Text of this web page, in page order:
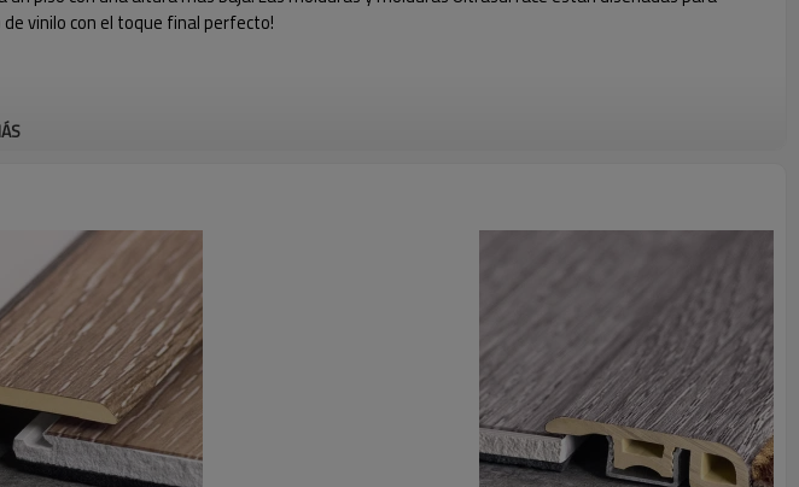
vinilo con el toque final perfecto!
Monitor